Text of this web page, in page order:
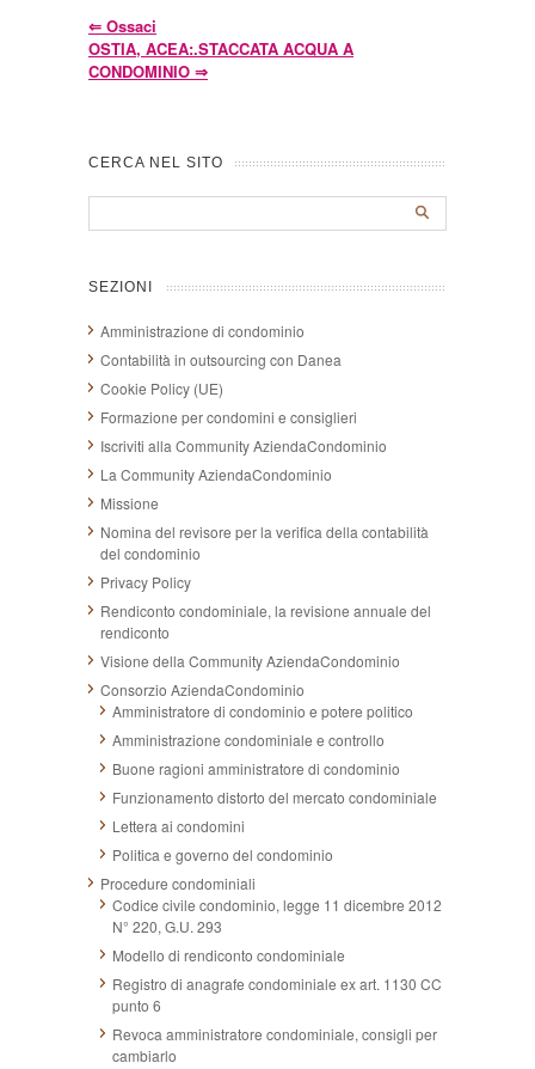
⇐ Ossaci
OSTIA, ACEA:.STACCATA ACQUA A
CONDOMINIO ⇒
CERCA NEL SITO
SEZIONI
Amministrazione di condominio
Contabilità in outsourcing con Danea
Cookie Policy (UE)
Formazione per condomini e consiglieri
Iscriviti alla Community AziendaCondominio
La Community AziendaCondominio
Missione
Nomina del revisore per la verifica della contabilità
del condominio
Privacy Policy
Rendiconto condominiale, la revisione annuale del
rendiconto
Visione della Community AziendaCondominio
Consorzio AziendaCondominio
Amministratore di condominio e potere politico
Amministrazione condominiale e controllo
Buone ragioni amministratore di condominio
Funzionamento distorto del mercato condominiale
Lettera ai condomini
Politica e governo del condominio
Procedure condominiali
Codice civile condominio, legge 11 dicembre 2012
N° 220, G.U. 293
Modello di rendiconto condominiale
Registro di anagrafe condominiale ex art. 1130 CC
punto 6
Revoca amministratore condominiale, consigli per
cambiarlo